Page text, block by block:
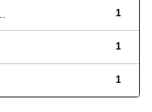
1
1
1